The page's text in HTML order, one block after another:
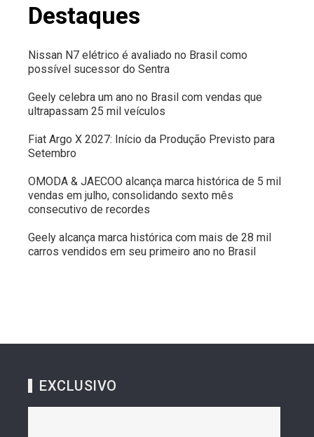
Destaques
Nissan N7 elétrico é avaliado no Brasil como
possível sucessor do Sentra
Geely celebra um ano no Brasil com vendas que
ultrapassam 25 mil veículos
Fiat Argo X 2027: Início da Produção Previsto para
Setembro
OMODA & JAECOO alcança marca histórica de 5 mil
vendas em julho, consolidando sexto mês
consecutivo de recordes
Geely alcança marca histórica com mais de 28 mil
carros vendidos em seu primeiro ano no Brasil
EXCLUSIVO